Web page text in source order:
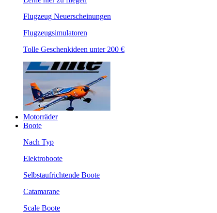
Flugzeug Neuerscheinungen
Flugzeugsimulatoren
Tolle Geschenkideen unter 200 €
Motorräder
Boote
Nach Typ
Elektroboote
Selbstaufrichtende Boote
Catamarane
Scale Boote